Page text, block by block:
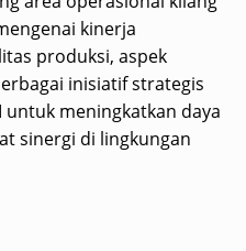
kinerja
produksi, aspek
inisiatif strategis
untuk meningkatkan daya
sinergi di lingkungan